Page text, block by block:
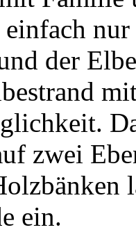
der
zwei
ein.